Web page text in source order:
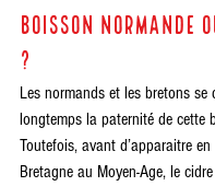
boisson normande
?
Les normands et les bretons se
longtemps la paternité de cette
Toutefois, avant d’apparaitre
Bretagne au Moyen-Age, le